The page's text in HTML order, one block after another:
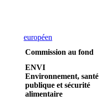
européen
Commission au fond
ENVI
Environnement, santé
publique et sécurité
alimentaire